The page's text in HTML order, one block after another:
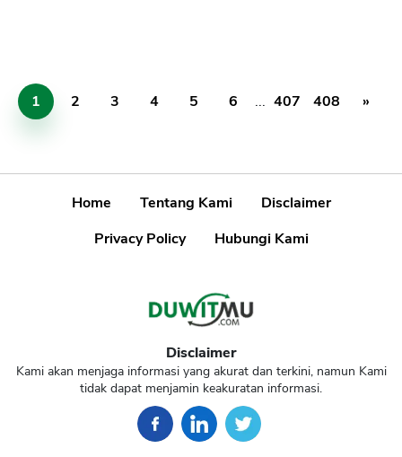
1 2 3 4 5 6 ... 407 408 »
Home Tentang Kami
Disclaimer
Privacy Policy
Hubungi Kami
Disclaimer
Kami akan menjaga informasi yang akurat dan terkini, namun Kami
tidak dapat menjamin keakuratan informasi.